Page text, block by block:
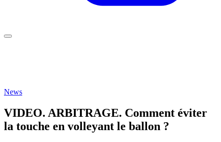
News
VIDEO. ARBITRAGE. Comment éviter
la touche en volleyant le ballon ?